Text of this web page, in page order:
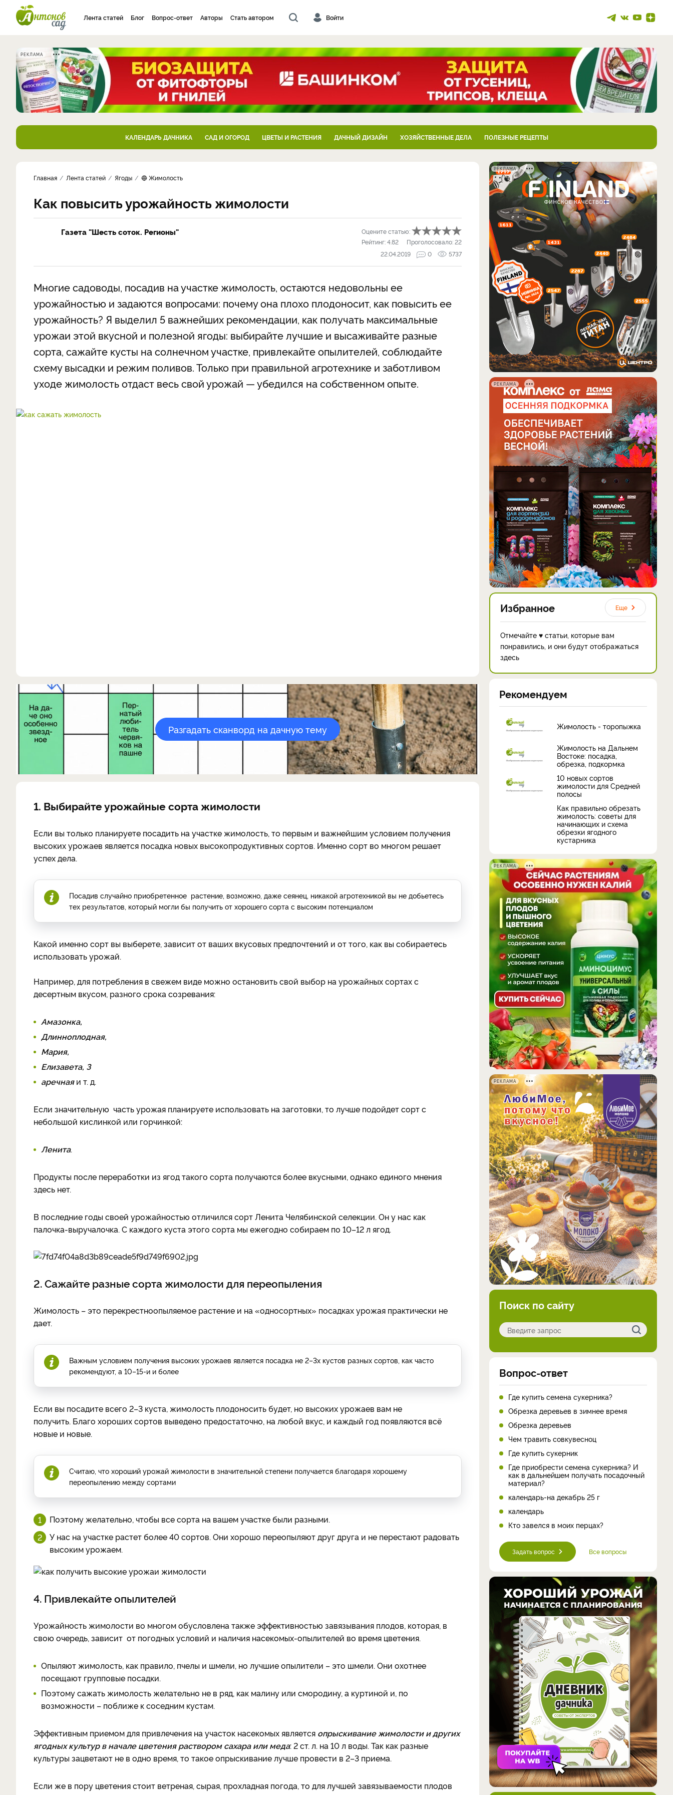
Лента статей Блог Вопрос-ответ Авторы Стать автором Войти
РЕКЛАМА
КАЛЕНДАРЬ ДАЧНИКА САД И ОГОРОД ЦВЕТЫ И РАСТЕНИЯ ДАЧНЫЙ ДИЗАЙН ХОЗЯЙСТВЕННЫЕ ДЕЛА ПОЛЕЗНЫЕ РЕЦЕПТЫ
Главная Лента статей Ягоды 🔵 Жимолость
Как повысить урожайность жимолости
Газета "Шесть соток. Регионы"
Оцените статью:
Рейтинг:4.82 Проголосовало:22
22.04.2019
0 5737
Многие садоводы, посадив на участке жимолость, остаются недовольны ее
урожайностью и задаются вопросами: почему она плохо плодоносит, как повысить ее
урожайность? Я выделил 5 важнейших рекомендации, как получать максимальные
урожаи этой вкусной и полезной ягоды: выбирайте лучшие и высаживайте разные
сорта, сажайте кусты на солнечном участке, привлекайте опылителей, соблюдайте
схему высадки и режим поливов. Только при правильной агротехнике и заботливом
уходе жимолость отдаст весь свой урожай — убедился на собственном опыте.
Разгадать сканворд на дачную тему
1. Выбирайте урожайные сорта жимолости
Если вы только планируете посадить на участке жимолость, то первым и важнейшим условием получения
высоких урожаев является посадка новых высокопродуктивных сортов. Именно сорт во многом решает
успех дела.
Посадив случайно приобретенное растение, возможно, даже сеянец, никакой агротехникой вы не добьетесь
тех результатов, который могли бы получить от хорошего сорта с высоким потенциалом
Какой именно сорт вы выберете, зависит от ваших вкусовых предпочтений и от того, как вы собираетесь
использовать урожай.
Например, для потребления в свежем виде можно остановить свой выбор на урожайных сортах с
десертным вкусом, разного срока созревания:
Амазонка,
Длинноплодная,
Мария,
Елизавета, З
аречнаяи т. д.
Если значительную часть урожая планируете использовать на заготовки, то лучше подойдет сорт с
небольшой кислинкой или горчинкой:
Ленита.
Продукты после переработки из ягод такого сорта получаются более вкусными, однако единого мнения
здесь нет.
В последние годы своей урожайностью отличился сорт Ленита Челябинской селекции. Он у нас как
палочка-­выручалочка. С каждого кус­та этого сорта мы ежегодно собираем по 10–12 л ягод.
2. Сажайте разные сорта жимолости для переопыления
Жимолость – это перекрестноопыляемое растение и на «односортных» посадках урожая практически не
дает.
Важным условием получения высоких урожаев является посадка не 2–3­х кус­тов разных сортов, как час­то
рекомендуют, а 10–15-­и и более
Если вы посадите всего 2–3 куста, жимолость плодоносить будет, но высоких урожаев вам не
получить. Благо хороших сортов выведено предостаточно, на любой вкус, и каждый год появляются всё
новые и новые.
Считаю, что хороший урожай жимолости в значительной степени получается благодаря хорошему
переопылению между сортами
Поэтому желательно, чтобы все сорта на вашем участке были разными.
У нас на участке растет более 40 сортов. Они хорошо переопыляют друг друга и не перестают радовать
высоким урожаем.
4. Привлекайте опылителей
Урожайность жимолости во многом обусловлена также эффективностью завязывания плодов, которая, в
свою очередь, зависит от погодных условий и наличия насекомых­-опылителей во время цветения.
Опыляют жимолость, как правило, пчелы и шмели, но лучшие опылители – это шмели. Они охотнее
посещают групповые посадки.
Поэтому сажать жимолость желательно не в ряд, как малину или смородину, а куртиной и, по
возможности – поближе к соседним кустам.
Эффективным приемом для привлечения на участок насекомых является опрыскивание жимолости и других
ягодных культур в начале цветения раствором сахара или меда: 2 ст. л. на 10 л воды. Так как разные
культуры зацветают не в одно время, то такое опрыскивание лучше провести в 2–3 приема.
Если же в пору цветения стоит ветреная, сырая, прохладная погода, то для лучшей завязываемости плодов
РЕКЛАМА
РЕКЛАМА
Избранное Еще
Отмечайте ♥ статьи, которые вам
понравились, и они будут отображаться
здесь
Рекомендуем
Жимолость - торопыжка
Жимолость на Дальнем
Востоке: посадка,
обрезка, подкормка
10 новых сортов
жимолости для Средней
полосы
Как правильно обрезать
жимолость: советы для
начинающих и схема
обрезки ягодного
кустарника
РЕКЛАМА
РЕКЛАМА
Поиск по сайту
Вопрос-ответ
Где купить семена сукерника?
Обрезка деревьев в зимнее время
Обрезка деревьев
Чем травить совкувесноц
Где купить сукерник
Где приобрести семена сукерника? И
как в дальнейшем получать посадочный
материал?
календарь-на декабрь 25 г
календарь
Кто завелся в моих перцах?
Задать вопрос Все вопросы